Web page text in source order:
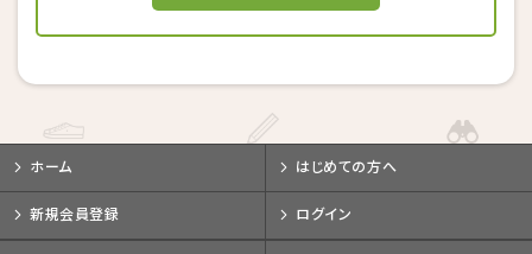
ホーム はじめての方へ
新規会員登録 ログイン